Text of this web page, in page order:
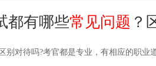
都有哪些常见问题 ？
别对待吗?考官都是专业，有相应的职